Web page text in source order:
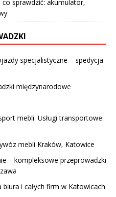
sprawdzić: akumulator,
specjalistyczne – spedycja
międzynarodowe
mebli. Usługi transportowe:
mebli Kraków, Katowice
– kompleksowe przeprowadzki
i całych firm w Katowicach